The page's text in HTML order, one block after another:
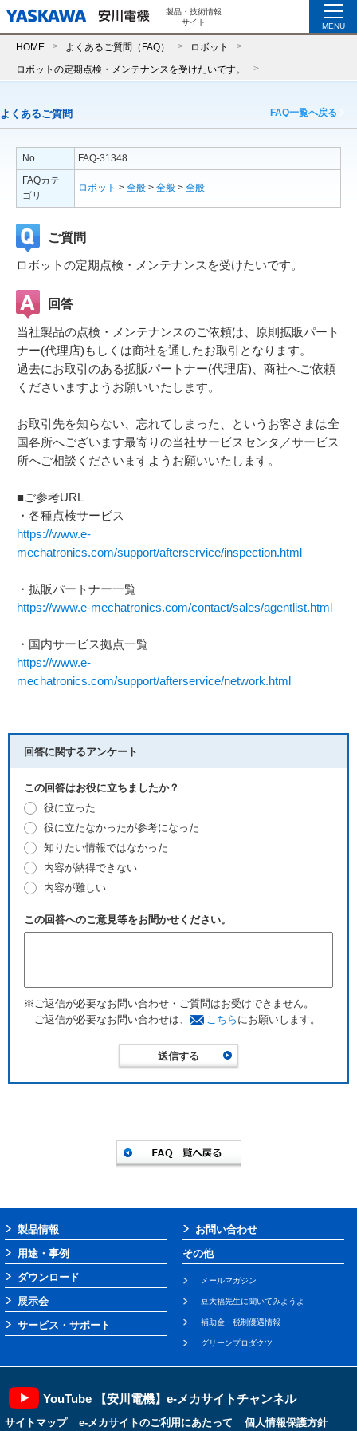
製品・技術情報
サイト
MENU
HOME よくあるご質問（FAQ） ロボット
ロボットの定期点検・メンテナンスを受けたいです。
よくあるご質問 FAQ一覧へ戻る
No.
FAQ-31348
FAQカテ
ゴリ
ロボット > 全般 > 全般 > 全般
ご質問
ロボットの定期点検・メンテナンスを受けたいです。
回答
当社製品の点検・メンテナンスのご依頼は、原則拡販パート
ナー(代理店)もしくは商社を通したお取引となります。
過去にお取引のある拡販パートナー(代理店)、商社へご依頼
くださいますようお願いいたします。
お取引先を知らない、忘れてしまった、というお客さまは全
国各所へございます最寄りの当社サービスセンタ／サービス
所へご相談くださいますようお願いいたします。
■ご参考URL
・各種点検サービス
https://www.e-
mechatronics.com/support/afterservice/inspection.html
・拡販パートナー一覧
https://www.e-mechatronics.com/contact/sales/agentlist.html
・国内サービス拠点一覧
https://www.e-
mechatronics.com/support/afterservice/network.html
回答に関するアンケート
この回答はお役に立ちましたか？
役に立った
役に立たなかったが参考になった
知りたい情報ではなかった
内容が納得できない
内容が難しい
この回答へのご意見等をお聞かせください。
※ご返信が必要なお問い合わせ・ご質問はお受けできません。
ご返信が必要なお問い合わせは、
こちら にお願いします。
製品情報
用途・事例
ダウンロード
展示会
サービス・サポート
お問い合わせ
その他
メールマガジン
豆大福先生に聞いてみようよ
補助金・税制優遇情報
グリーンプロダクツ
YouTube 【安川電機】e-メカサイトチャンネル
サイトマップ e-メカサイトのご利用にあたって 個人情報保護方針